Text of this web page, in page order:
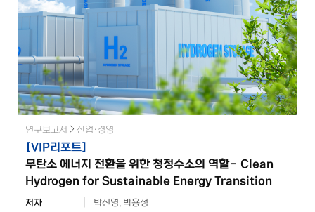
연구보고서 산업·경영
[VIP리포트]
무탄소 에너지 전환을 위한 청정수소의 역할- Clean
Hydrogen for Sustainable Energy Transition
저자
박신영, 박용정